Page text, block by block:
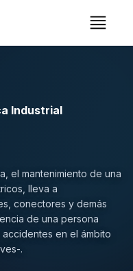
Industrial
el mantenimiento de una
lleva a
conectores y demás
de una persona
en el ámbito
.